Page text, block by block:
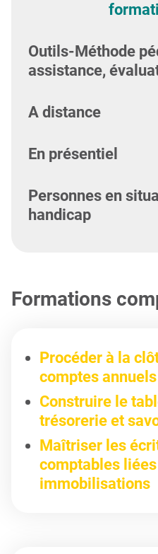
Outils-Méthode
assistance,
A distance
En présentiel
Personnes en
handicap
Formations
Procéder à la
comptes annuels
Construire le
trésorerie et
Maîtriser les
comptables
immobilisations